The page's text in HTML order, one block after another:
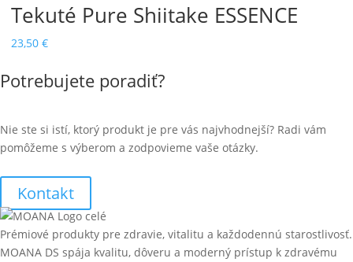
Tekuté Pure Shiitake ESSENCE
23,50 €
Potrebujete poradiť?
Nie ste si istí, ktorý produkt je pre vás najvhodnejší? Radi vám
pomôžeme s výberom a zodpovieme vaše otázky.
Kontakt
Prémiové produkty pre zdravie, vitalitu a každodennú starostlivosť.
MOANA DS spája kvalitu, dôveru a moderný prístup k zdravému